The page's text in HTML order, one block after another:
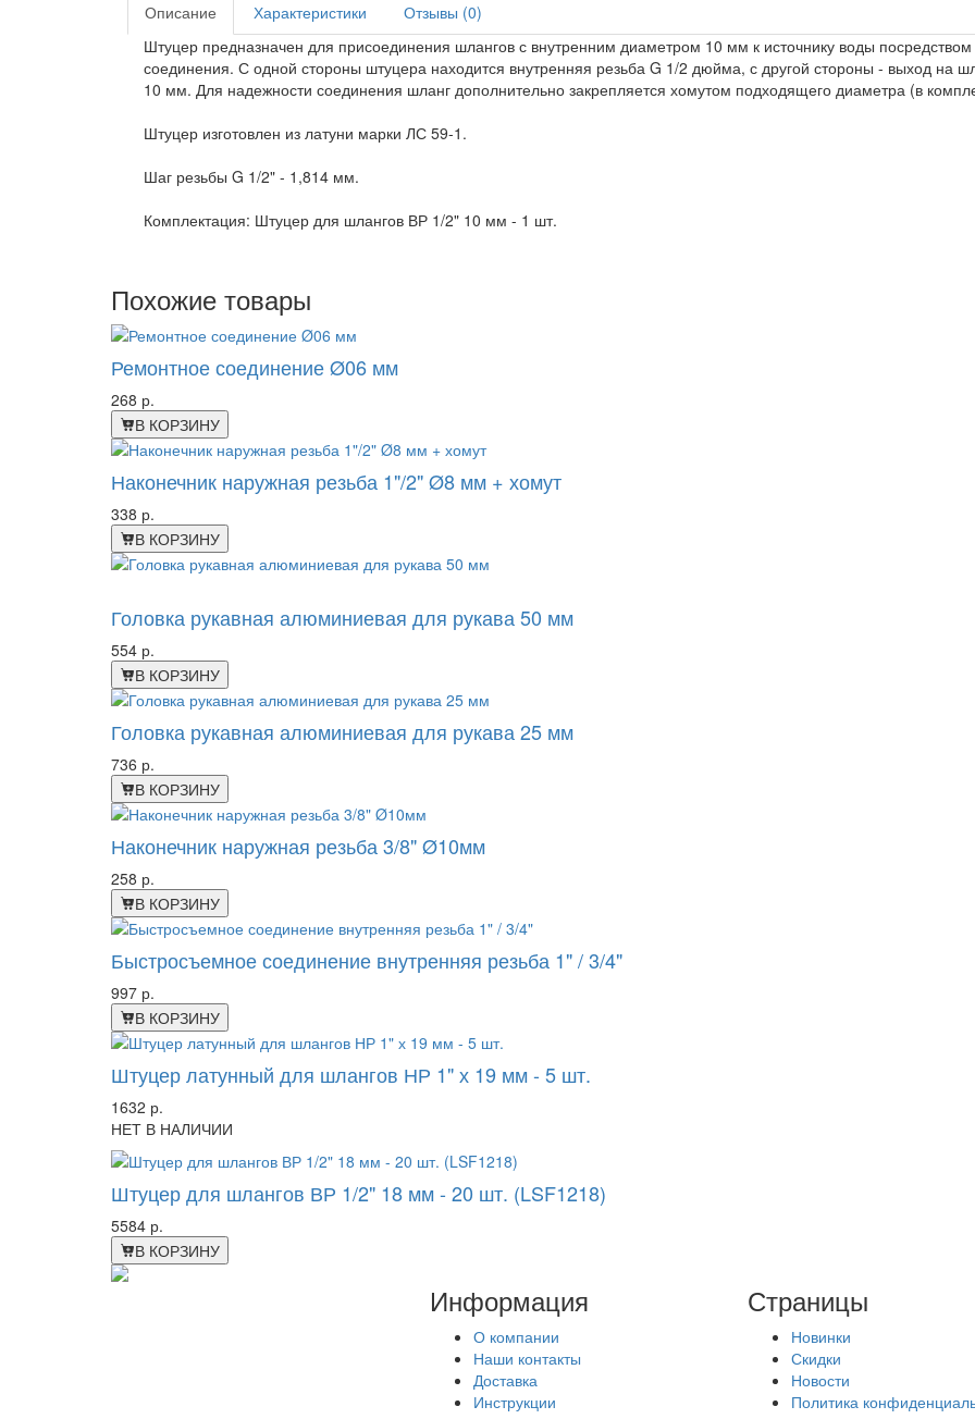
Описание Характеристики
Отзывы (0)
Штуцер предназначен для присоединения шлангов с внутренним диаметром 10 мм к источнику воды посредством
соединения. С одной стороны штуцера находится внутренняя резьба G 1/2 дюйма, с другой стороны - выход на
10 мм. Для надежности соединения шланг дополнительно закрепляется хомутом подходящего диаметра (в
Штуцер изготовлен из латуни марки ЛС 59-1.
Шаг резьбы G 1/2" - 1,814 мм.
Комплектация: Штуцер для шлангов ВР 1/2" 10 мм - 1 шт.
Похожие товары
Ремонтное соединение Ø06 мм
268 р.
В КОРЗИНУ
Наконечник наружная резьба 1"/2" Ø8 мм + хомут
338 р.
В КОРЗИНУ
Головка рукавная алюминиевая для рукава 50 мм
554 р.
В КОРЗИНУ
Головка рукавная алюминиевая для рукава 25 мм
736 р.
В КОРЗИНУ
Наконечник наружная резьба 3/8" Ø10мм
258 р.
В КОРЗИНУ
Быстросъемное соединение внутренняя резьба 1" / 3/4"
997 р.
В КОРЗИНУ
Штуцер латунный для шлангов НР 1" х 19 мм - 5 шт.
1632 р.
НЕТ В НАЛИЧИИ
Штуцер для шлангов ВР 1/2" 18 мм - 20 шт. (LSF1218)
5584 р.
В КОРЗИНУ
Информация
О компании
Наши контакты
Доставка
Инструкции
Страницы
Новинки
Скидки
Новости
Политика